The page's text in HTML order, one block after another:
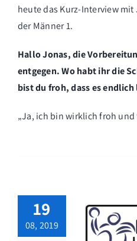
heute das Kurz-Interview
der Männer 1.
Hallo Jonas, die
entgegen. Wo habt ihr die
bist du froh, dass es endlich
„Ja, ich bin wirklich froh
19
08, 2019